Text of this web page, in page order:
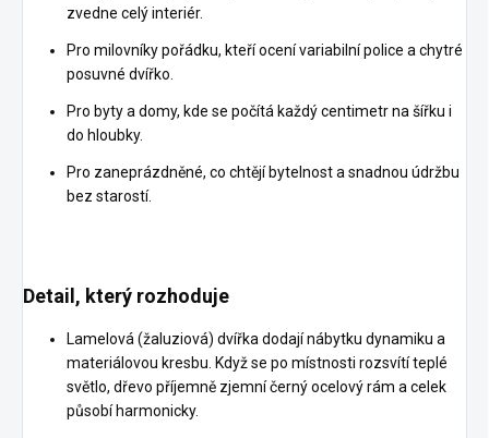
zvedne celý interiér.
Pro milovníky pořádku, kteří ocení variabilní police a chytré
posuvné dvířko.
Pro byty a domy, kde se počítá každý centimetr na šířku i
do hloubky.
Pro zaneprázdněné, co chtějí bytelnost a snadnou údržbu
bez starostí.
Detail, který rozhoduje
Lamelová (žaluziová) dvířka dodají nábytku dynamiku a
materiálovou kresbu. Když se po místnosti rozsvítí teplé
světlo, dřevo příjemně zjemní černý ocelový rám a celek
působí harmonicky.